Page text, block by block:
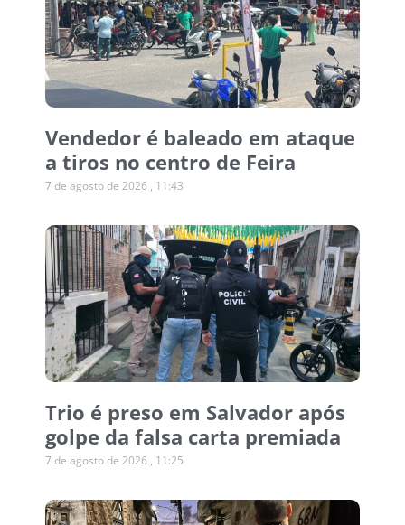
Vendedor é baleado em ataque
a tiros no centro de Feira
7 de agosto de 2026 11:43
Trio é preso em Salvador após
golpe da falsa carta premiada
7 de agosto de 2026 11:25